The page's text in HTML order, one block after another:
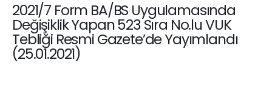
2021/7 Form BA/BS Uygulamasında
Değişiklik Yapan 523 Sıra No.lu VUK
Tebliği Resmi Gazete’de Yayımlandı
(25.01.2021)